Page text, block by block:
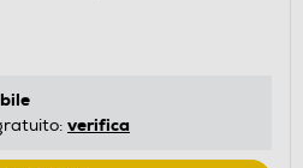
verifica